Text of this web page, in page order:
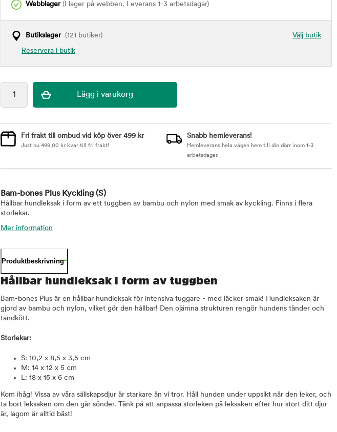
Webblager(I lager på webben. Leverans 1-3 arbetsdagar)
Välj butik
Butikslager(121 butiker)
Reservera i butik
Fri frakt till ombud vid köp över 499 kr
Just nu 499,00 kr kvar till fri frakt!
Snabb hemleverans!
Hemleverans hela vägen hem till din dörr inom 1-3
arbetsdagar.
Bam-bones Plus Kyckling (S)
Hållbar hundleksak i form av ett tuggben av bambu och nylon med smak av kyckling. Finns i flera
storlekar.
Mer information
Produktbeskrivning
Hållbar hundleksak i form av tuggben
Bam-bones Plus är en hållbar hundleksak för intensiva tuggare - med läcker smak! Hundleksaken är
gjord av bambu och nylon, vilket gör den hållbar! Den ojämna strukturen rengör hundens tänder och
tandkött.
Storlekar:
S: 10,2 x 8,5 x 3,5 cm
M: 14 x 12 x 5 cm
L: 18 x 15 x 6 cm
Kom ihåg! Vissa av våra sällskapsdjur är starkare än vi tror. Håll hunden under uppsikt när den leker, och
ta bort leksaken om den går sönder. Tänk på att anpassa storleken på leksaken efter hur stort ditt djur
är, lagom är alltid bäst!